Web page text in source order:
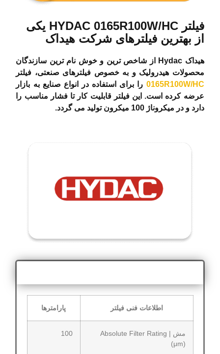
فیلتر HYDAC 0165R100W/HC یکی
از بهترین فیلترهای شرکت هیداک
هیداک Hydac از شاخص ترین و خوش نام ترین سازندگان
محصولات هیدرولیک و به خصوص فیلترهای صنعتی، فیلتر
0165R100W/HC را برای استفاده در انواع صنایع به بازار
عرضه کرده است. این فیلتر قابلیت کار تا فشار مناسب را
دارد و در میکروناژ 100 میکرون تولید می گردد.
اطلاعات فنی فیلتر پارامترها
مش | Absolute Filter Rating
(μm)
100